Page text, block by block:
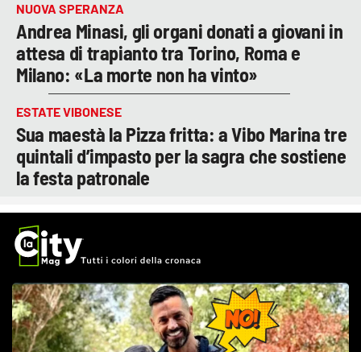
NUOVA SPERANZA
Andrea Minasi, gli organi donati a giovani in
attesa di trapianto tra Torino, Roma e
Milano: «La morte non ha vinto»
ESTATE VIBONESE
Sua maestà la Pizza fritta: a Vibo Marina tre
quintali d’impasto per la sagra che sostiene
la festa patronale